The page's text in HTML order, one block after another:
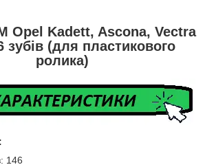
Opel Kadett, Ascona, Vectra
зубів (для пластикового
ролика)
146